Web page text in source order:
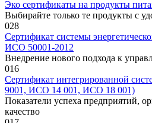
Эко сертификаты на продукты
Выбирайте только те продукты с
028
Сертификат системы
ИСО 50001-2012
Внедрение нового подхода к
016
Сертификат интегрированной
9001, ИСО 14 001, ИСО 18 001)
Показатели успеха предприятий,
качество